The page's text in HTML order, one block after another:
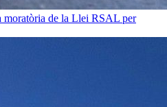
moratòria de la Llei RSAL per